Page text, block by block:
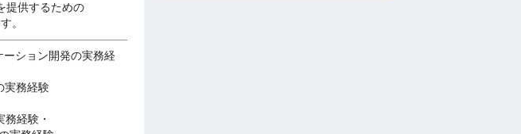
提供するための
。
ーション開発の実務経
実務経験
務経験・